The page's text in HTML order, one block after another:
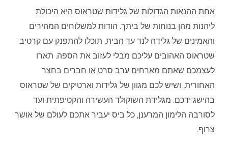
אחת ההנאות הגדולות של גלידות שטראוס היא היכולת
ליהנות מהן בנוחות של ביתך. הודות למשלוחים המהירים
והאמינים של גלידה לנד עד הבית. תוכלו להתפנק עם קרטיב
שטראוס האהובים עליכם מבלי לעזוב את הספה. תארו
לעצמכם שאתם מארחים ערב סרט או חברים בחצר
האחורית, ושיש לכם מגוון של גלידות וארטיקים של שטראוס
בהישג ידכם. מגלידת השוקולד העשירה והקטיפתית ועד
לסורבה הלימון המרענן, כל ביס יעביר אתכם לעולם של אושר
צרוף.